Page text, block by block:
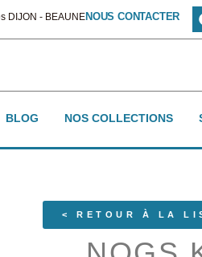
DIJON - BEAUNENOUS CONTACTER
BLOG NOS COLLECTIONS
< RETOUR À LA